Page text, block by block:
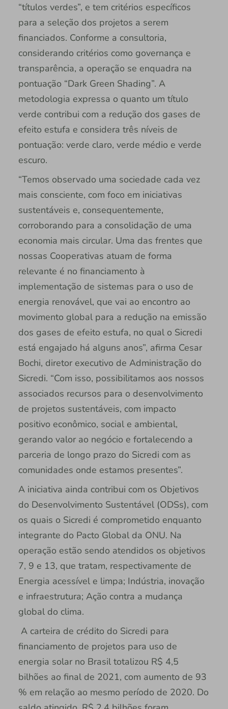
“títulos verdes”, e tem critérios específicos
para a seleção dos projetos a serem
financiados. Conforme a consultoria,
considerando critérios como governança e
transparência, a operação se enquadra na
pontuação “Dark Green Shading”. A
metodologia expressa o quanto um título
verde contribui com a redução dos gases de
efeito estufa e considera três níveis de
pontuação: verde claro, verde médio e verde
escuro.
“Temos observado uma sociedade cada vez
mais consciente, com foco em iniciativas
sustentáveis e, consequentemente,
corroborando para a consolidação de uma
economia mais circular. Uma das frentes que
nossas Cooperativas atuam de forma
relevante é no financiamento à
implementação de sistemas para o uso de
energia renovável, que vai ao encontro ao
movimento global para a redução na emissão
dos gases de efeito estufa, no qual o Sicredi
está engajado há alguns anos”, afirma Cesar
Bochi, diretor executivo de Administração do
Sicredi. “Com isso, possibilitamos aos nossos
associados recursos para o desenvolvimento
de projetos sustentáveis, com impacto
positivo econômico, social e ambiental,
gerando valor ao negócio e fortalecendo a
parceria de longo prazo do Sicredi com as
comunidades onde estamos presentes”.
A iniciativa ainda contribui com os Objetivos
do Desenvolvimento Sustentável (ODSs), com
os quais o Sicredi é comprometido enquanto
integrante do Pacto Global da ONU. Na
operação estão sendo atendidos os objetivos
7, 9 e 13, que tratam, respectivamente de
Energia acessível e limpa; Indústria, inovação
e infraestrutura; Ação contra a mudança
global do clima.
A carteira de crédito do Sicredi para
financiamento de projetos para uso de
energia solar no Brasil totalizou R$ 4,5
bilhões ao final de 2021, com aumento de 93
% em relação ao mesmo período de 2020. Do